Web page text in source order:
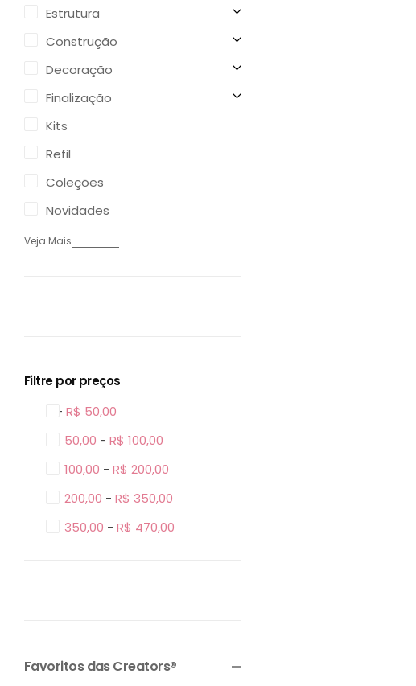
Estrutura
Construção
Decoração
Finalização
Kits
Refil
Coleções
Novidades
Veja Mais
Filtre por preços
0 - R$ 50,00
50,00 - R$ 100,00
100,00 - R$ 200,00
200,00 - R$ 350,00
350,00 - R$ 470,00
Favoritos das Creators®